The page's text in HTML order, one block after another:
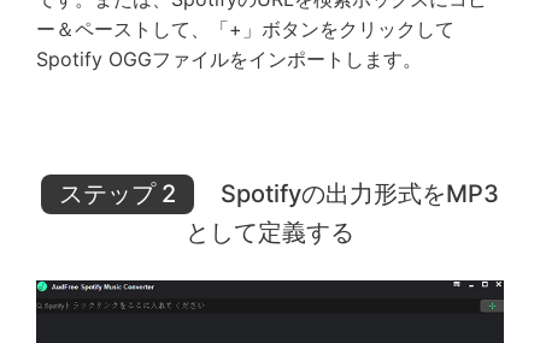
ー＆ペーストして、「+」ボタンをクリックして
Spotify OGGファイルをインポートします。
ステップ 2
Spotifyの出力形式をMP3
として定義する